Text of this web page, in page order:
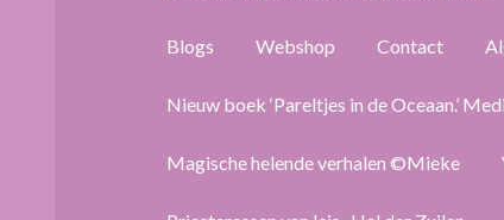
Blogs Webshop Contact
Nieuw boek ‘Pareltjes in de Oceaan.’
Magische helende verhalen ©Mieke